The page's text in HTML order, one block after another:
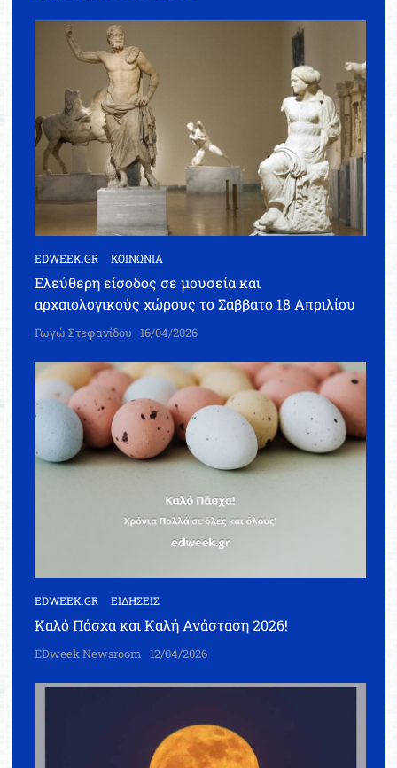
EDWEEK.GR ΚΟΙΝΩΝΙΑ
Ελεύθερη είσοδος σε μουσεία και
αρχαιολογικούς χώρους το Σάββατο 18 Απριλίου
Γωγώ Στεφανίδου 16/04/2026
EDWEEK.GR ΕΙΔΗΣΕΙΣ
Καλό Πάσχα και Καλή Ανάσταση 2026!
EDweek Newsroom 12/04/2026